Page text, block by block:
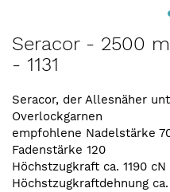
Anfang
der
springen
Seracor - 2500
- 1131
Seracor, der Allesnäher
Overlockgarnen
empfohlene Nadelstärke
Fadenstärke 120
Höchstzugkraft ca. 1190 cN
Höchstzugkraftdehnung ca.